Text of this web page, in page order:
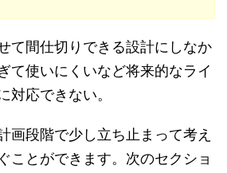
て間仕切りできる設計にしなか
て使いにくいなど将来的なライ
対応できない。
画段階で少し立ち止まって考え
ことができます。次のセクショ